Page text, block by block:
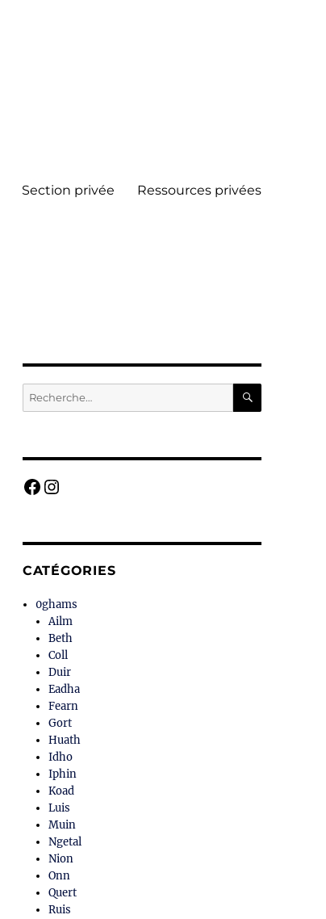
Section privée Ressources privées
Recherche
pour :
Facebook
Instagram
CATÉGORIES
0ghams
Ailm
Beth
Coll
Duir
Eadha
Fearn
Gort
Huath
Idho
Iphin
Koad
Luis
Muin
Ngetal
Nion
Onn
Quert
Ruis